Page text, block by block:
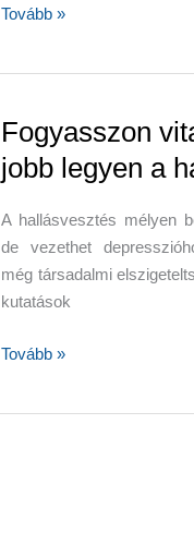
A
szövődménye
Tovább »
Fogyasszon
jobb legyen a
A hallásvesztés mélyen
de vezethet
még társadalmi
kutatások
Fogyasszon
Tovább »